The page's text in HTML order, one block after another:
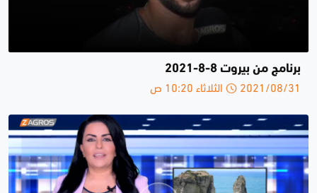
برنامج من بيروت 8-8-2021
2021/08/31 الثلاثاء 10:20 ص